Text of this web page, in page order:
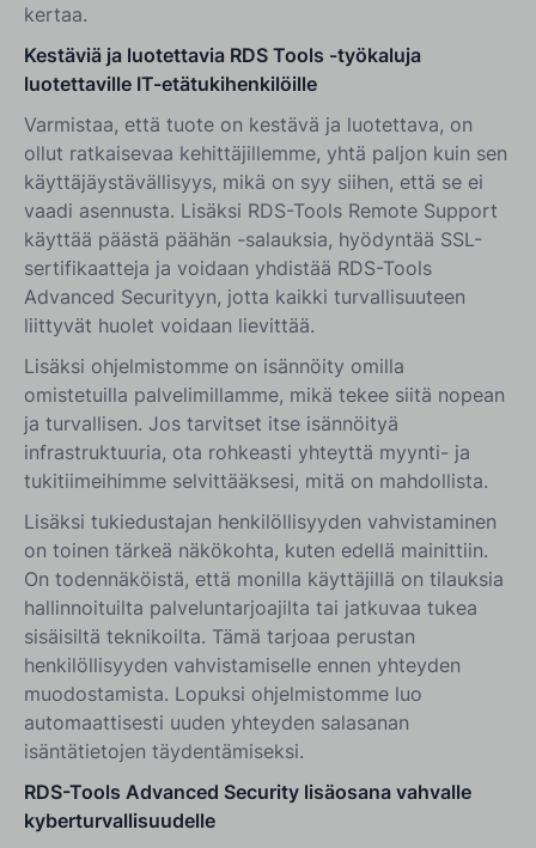
kertaa.
Kestäviä ja luotettavia RDS Tools -työkaluja
luotettaville IT-etätukihenkilöille
Varmistaa, että tuote on kestävä ja luotettava, on
ollut ratkaisevaa kehittäjillemme, yhtä paljon kuin sen
käyttäjäystävällisyys, mikä on syy siihen, että se ei
vaadi asennusta. Lisäksi RDS-Tools Remote Support
käyttää päästä päähän -salauksia, hyödyntää SSL-
sertifikaatteja ja voidaan yhdistää RDS-Tools
Advanced Securityyn, jotta kaikki turvallisuuteen
liittyvät huolet voidaan lievittää.
Lisäksi ohjelmistomme on isännöity omilla
omistetuilla palvelimillamme, mikä tekee siitä nopean
ja turvallisen. Jos tarvitset itse isännöityä
infrastruktuuria, ota rohkeasti yhteyttä myynti- ja
tukitiimeihimme selvittääksesi, mitä on mahdollista.
Lisäksi tukiedustajan henkilöllisyyden vahvistaminen
on toinen tärkeä näkökohta, kuten edellä mainittiin.
On todennäköistä, että monilla käyttäjillä on tilauksia
hallinnoituilta palveluntarjoajilta tai jatkuvaa tukea
sisäisiltä teknikoilta. Tämä tarjoaa perustan
henkilöllisyyden vahvistamiselle ennen yhteyden
muodostamista. Lopuksi ohjelmistomme luo
automaattisesti uuden yhteyden salasanan
isäntätietojen täydentämiseksi.
RDS-Tools Advanced Security lisäosana vahvalle
kyberturvallisuudelle